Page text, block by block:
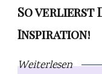
So verlierst
Inspiration!
Weiterlesen